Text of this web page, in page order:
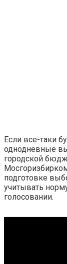
Если все-таки
однодневные
городской
подготовке
учитывать
голосовании.